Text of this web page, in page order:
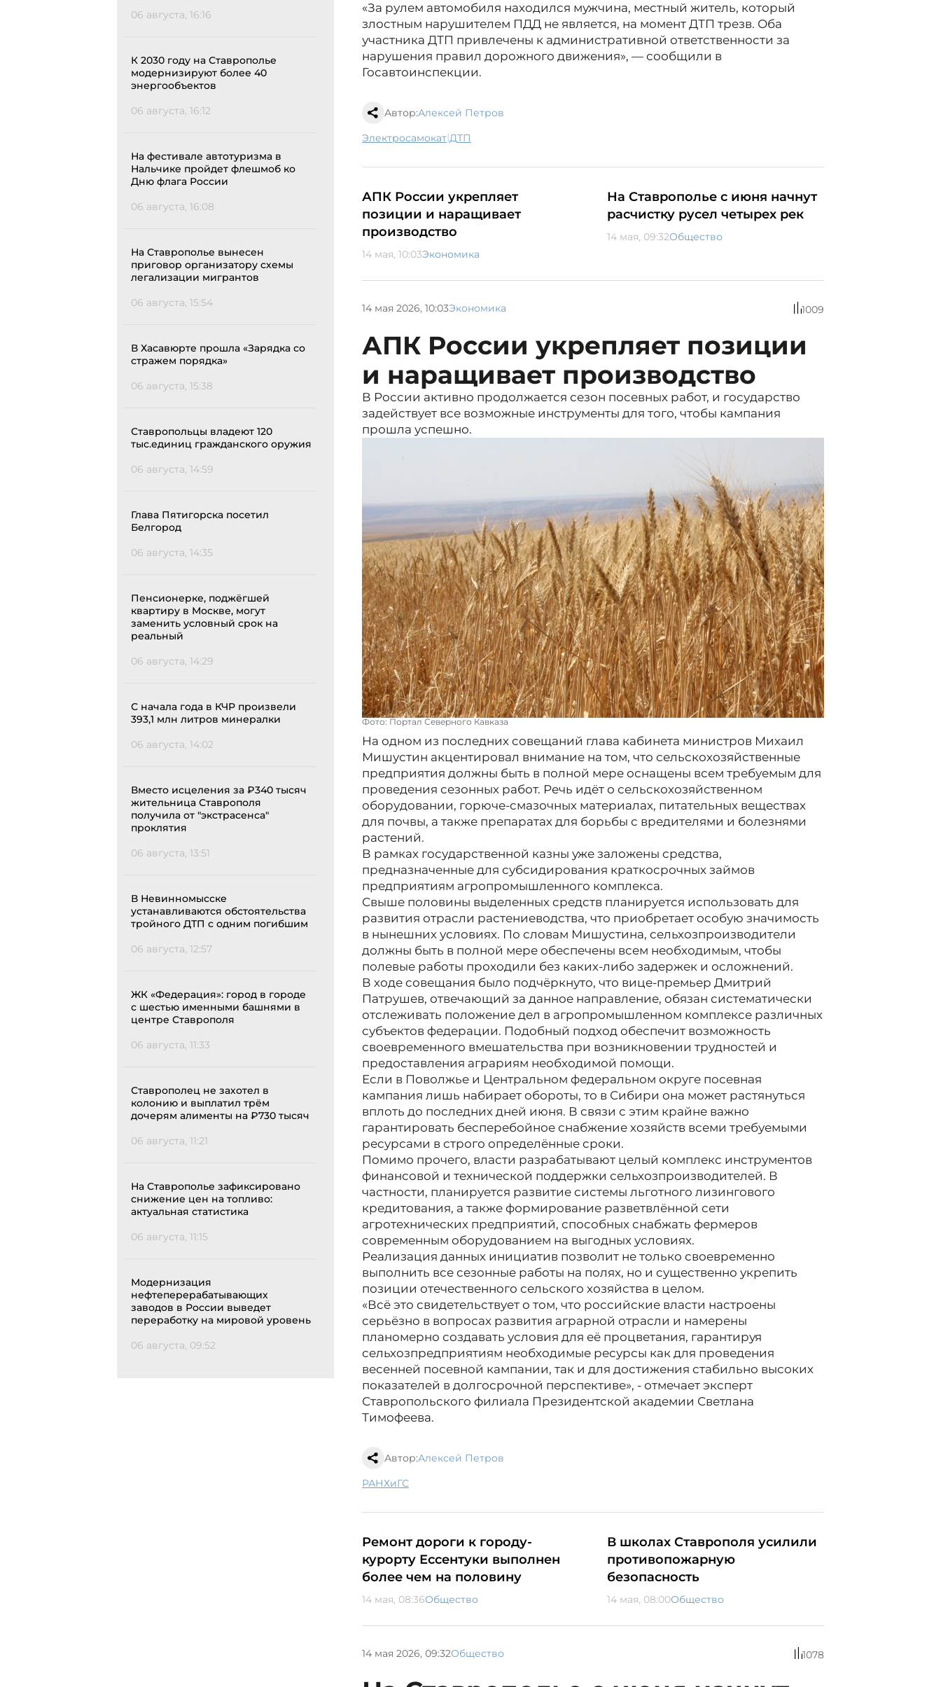
06 августа, 16:16
К 2030 году на Ставрополье
модернизируют более 40
энергообъектов
06 августа, 16:12
На фестивале автотуризма в
Нальчике пройдет флешмоб ко
Дню флага России
06 августа, 16:08
На Ставрополье вынесен
приговор организатору схемы
легализации мигрантов
06 августа, 15:54
В Хасавюрте прошла «Зарядка со
стражем порядка»
06 августа, 15:38
Ставропольцы владеют 120
тыс.единиц гражданского оружия
06 августа, 14:59
Глава Пятигорска посетил
Белгород
06 августа, 14:35
Пенсионерке, поджёгшей
квартиру в Москве, могут
заменить условный срок на
реальный
06 августа, 14:29
С начала года в КЧР произвели
393,1 млн литров минералки
06 августа, 14:02
Вместо исцеления за ₽340 тысяч
жительница Ставрополя
получила от "экстрасенса"
проклятия
06 августа, 13:51
В Невинномысске
устанавливаются обстоятельства
тройного ДТП с одним погибшим
06 августа, 12:57
ЖК «Федерация»: город в городе
с шестью именными башнями в
центре Ставрополя
06 августа, 11:33
Ставрополец не захотел в
колонию и выплатил трём
дочерям алименты на ₽730 тысяч
06 августа, 11:21
На Ставрополье зафиксировано
снижение цен на топливо:
актуальная статистика
06 августа, 11:15
Модернизация
нефтеперерабатывающих
заводов в России выведет
переработку на мировой уровень
06 августа, 09:52
«За рулем автомобиля находился мужчина, местный житель, который
злостным нарушителем ПДД не является, на момент ДТП трезв. Оба
участника ДТП привлечены к административной ответственности за
нарушения правил дорожного движения», — сообщили в
Госавтоинспекции.
Автор:Алексей Петров
электросамокат| ДТП
АПК России укрепляет
позиции и наращивает
производство
14 мая, 10:03Экономика
На Ставрополье с июня начнут
расчистку русел четырех рек
14 мая, 09:32Общество
14 мая 2026, 10:03Экономика 1009
АПК России укрепляет позиции
и наращивает производство
В России активно продолжается сезон посевных работ, и государство
задействует все возможные инструменты для того, чтобы кампания
прошла успешно.
Фото: Портал Северного Кавказа
На одном из последних совещаний глава кабинета министров Михаил
Мишустин акцентировал внимание на том, что сельскохозяйственные
предприятия должны быть в полной мере оснащены всем требуемым для
проведения сезонных работ. Речь идёт о сельскохозяйственном
оборудовании, горюче-смазочных материалах, питательных веществах
для почвы, а также препаратах для борьбы с вредителями и болезнями
растений.
В рамках государственной казны уже заложены средства,
предназначенные для субсидирования краткосрочных займов
предприятиям агропромышленного комплекса.
Свыше половины выделенных средств планируется использовать для
развития отрасли растениеводства, что приобретает особую значимость
в нынешних условиях. По словам Мишустина, сельхозпроизводители
должны быть в полной мере обеспечены всем необходимым, чтобы
полевые работы проходили без каких-либо задержек и осложнений.
В ходе совещания было подчёркнуто, что вице-премьер Дмитрий
Патрушев, отвечающий за данное направление, обязан систематически
отслеживать положение дел в агропромышленном комплексе различных
субъектов федерации. Подобный подход обеспечит возможность
своевременного вмешательства при возникновении трудностей и
предоставления аграриям необходимой помощи.
Если в Поволжье и Центральном федеральном округе посевная
кампания лишь набирает обороты, то в Сибири она может растянуться
вплоть до последних дней июня. В связи с этим крайне важно
гарантировать бесперебойное снабжение хозяйств всеми требуемыми
ресурсами в строго определённые сроки.
Помимо прочего, власти разрабатывают целый комплекс инструментов
финансовой и технической поддержки сельхозпроизводителей. В
частности, планируется развитие системы льготного лизингового
кредитования, а также формирование разветвлённой сети
агротехнических предприятий, способных снабжать фермеров
современным оборудованием на выгодных условиях.
Реализация данных инициатив позволит не только своевременно
выполнить все сезонные работы на полях, но и существенно укрепить
позиции отечественного сельского хозяйства в целом.
«Всё это свидетельствует о том, что российские власти настроены
серьёзно в вопросах развития аграрной отрасли и намерены
планомерно создавать условия для её процветания, гарантируя
сельхозпредприятиям необходимые ресурсы как для проведения
весенней посевной кампании, так и для достижения стабильно высоких
показателей в долгосрочной перспективе», - отмечает эксперт
Ставропольского филиала Президентской академии Светлана
Тимофеева.
Автор:Алексей Петров
РАНХиГС
Ремонт дороги к городу-
курорту Ессентуки выполнен
более чем на половину
14 мая, 08:36Общество
В школах Ставрополя усилили
противопожарную
безопасность
14 мая, 08:00Общество
14 мая 2026, 09:32Общество 1078